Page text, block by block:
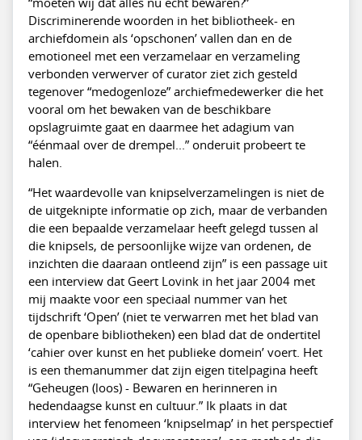
Discriminerende woorden in het bibliotheek- en
archiefdomein als ‘opschonen’ vallen dan en de
emotioneel met een verzamelaar en verzameling
verbonden verwerver of curator ziet zich gesteld
tegenover “medogenloze” archiefmedewerker die het
vooral om het bewaken van de beschikbare
opslagruimte gaat en daarmee het adagium van
“éénmaal over de drempel...” onderuit probeert te
halen.
“Het waardevolle van knipselverzamelingen is niet de
de uitgeknipte informatie op zich, maar de verbanden
die een bepaalde verzamelaar heeft gelegd tussen al
die knipsels, de persoonlijke wijze van ordenen, de
inzichten die daaraan ontleend zijn” is een passage uit
een interview dat Geert Lovink in het jaar 2004 met
mij maakte voor een speciaal nummer van het
tijdschrift ‘Open’ (niet te verwarren met het blad van
de openbare bibliotheken) een blad dat de ondertitel
‘cahier over kunst en het publieke domein’ voert. Het
is een themanummer dat zijn eigen titelpagina heeft
“Geheugen (loos) - Bewaren en herinneren in
hedendaagse kunst en cultuur.” Ik plaats in dat
interview het fenomeen ‘knipselmap’ in het perspectief